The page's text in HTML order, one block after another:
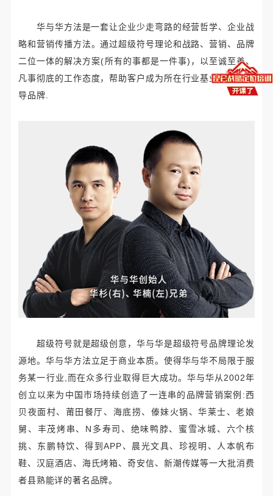
华与华方法是一套让企业少走弯路的经营哲学、企业战
略和营销传播方法。通过超级符号理论和战路、营销、品牌
二位一体的解决方案(所有的事都是一件事)，以至诚至善、
凡事彻底的工作态度，帮助客户成为所在行业基业长青的领
导品牌.
超级符号就是超级创意，华与华是超级符号品牌理论发
源地。华与华方法立足于商业本质。使得华与华不局限于服
务某一行业,而在众多行业取得巨大成功。华与华从2002年
创立以来为中国市场持续创造了一连串的品牌营销案例:西
贝夜面村、莆田餐厅、海底捞、傣妹火锅、华莱士、老娘
舅、丰茂烤串、N多寿司、绝味鸭脖、蜜雪冰城、六个核
挑、东鹏特饮、得到APP、晨光文具、珍视明、人本帆布
鞋、汉庭酒店、海氏烤箱、奇安信、新潮传媒等一大批消费
者县熟能详的著名品牌。